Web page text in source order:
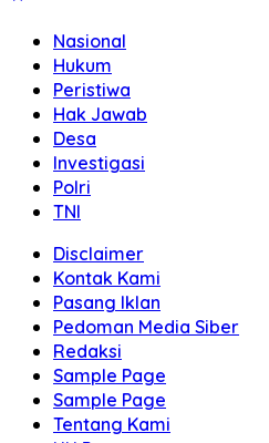
Nasional
Hukum
Peristiwa
Hak Jawab
Desa
Investigasi
Polri
TNI
Disclaimer
Kontak Kami
Pasang Iklan
Pedoman Media Siber
Redaksi
Sample Page
Sample Page
Tentang Kami